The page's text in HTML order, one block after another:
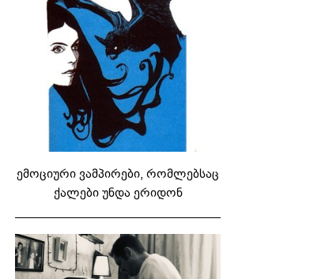
ემოციური ვამპირები, რომლებსაც
ქალები უნდა ერიდონ